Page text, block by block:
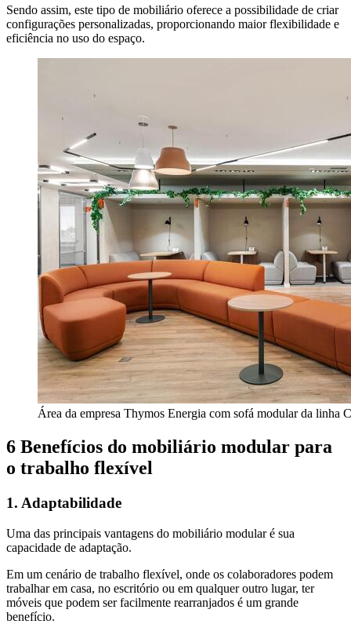
Sendo assim, este tipo de mobiliário oferece a possibilidade de criar
configurações personalizadas, proporcionando maior flexibilidade e
eficiência no uso do espaço.
Área da empresa Thymos Energia com sofá modular da linha
6 Benefícios do mobiliário modular para
o trabalho flexível
1. Adaptabilidade
Uma das principais vantagens do mobiliário modular é sua
capacidade de adaptação.
Em um cenário de trabalho flexível, onde os colaboradores podem
trabalhar em casa, no escritório ou em qualquer outro lugar, ter
móveis que podem ser facilmente rearranjados é um grande
benefício.